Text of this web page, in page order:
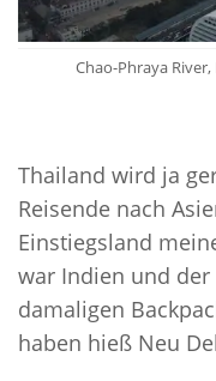
Chao-Phraya
Thailand wird ja
Reisende nach
Einstiegsland
war Indien und
damaligen
haben hieß Neu